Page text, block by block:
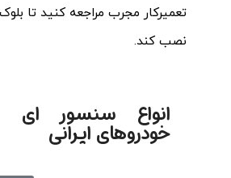
تعمیرکار مجرب مراجعه کنید تا
نصب کند.
انواع سنسور
خودروهای ایرانی